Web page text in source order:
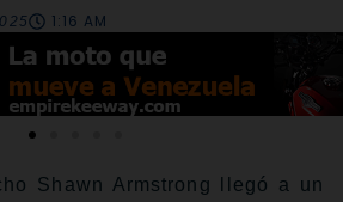
1:16 AM
Shawn Armstrong llegó a un